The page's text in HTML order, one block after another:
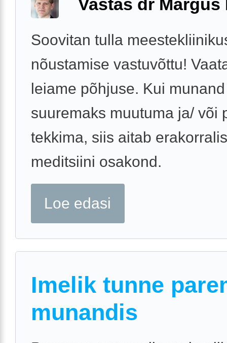
Vastas dr Margus
Soovitan tulla
nõustamise vastuvõttu!
leiame põhjuse. Kui
suuremaks muutuma ja/ või
tekkima, siis aitab
meditsiini osakond.
Loe edasi
Imelik tunne
munandis